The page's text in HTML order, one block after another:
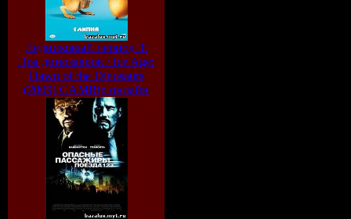
Ледниковый период 3:
Эра динозавров / Ice Age:
Dawn of the Dinosaurs
(2009) CAMRip онлайн